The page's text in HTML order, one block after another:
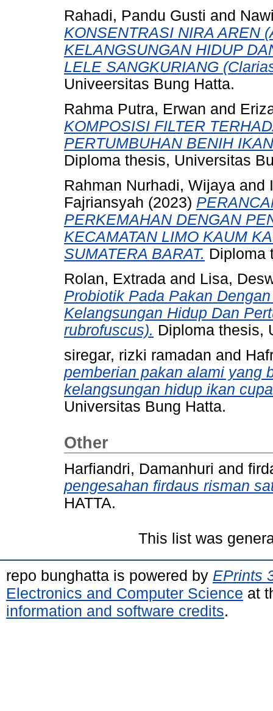
Rahadi, Pandu Gusti and
KONSENTRASI NIRA AREN
KELANGSUNGAN HIDUP
LELE SANGKURIANG
Univeersitas Bung Hatta.
Rahma Putra, Erwan and
KOMPOSISI FILTER
PERTUMBUHAN BENIH
Diploma thesis, Universitas
Rahman Nurhadi, Wijaya and
Fajriansyah (2023)
PERKEMAHAN DENGAN
KECAMATAN LIMO KAUM
SUMATERA BARAT. Diploma
Rolan, Extrada and Lisa,
Probiotik Pada Pakan
Kelangsungan Hidup Dan
rubrofuscus). Diploma thesis,
siregar, rizki ramadan and
pemberian pakan alami yang
kelangsungan hidup ikan
Universitas Bung Hatta.
Other
Harfiandri, Damanhuri and
pengesahan firdaus risman
HATTA.
This list was
repo bunghatta is powered by EPrints
Electronics and Computer Science at
information and software credits.